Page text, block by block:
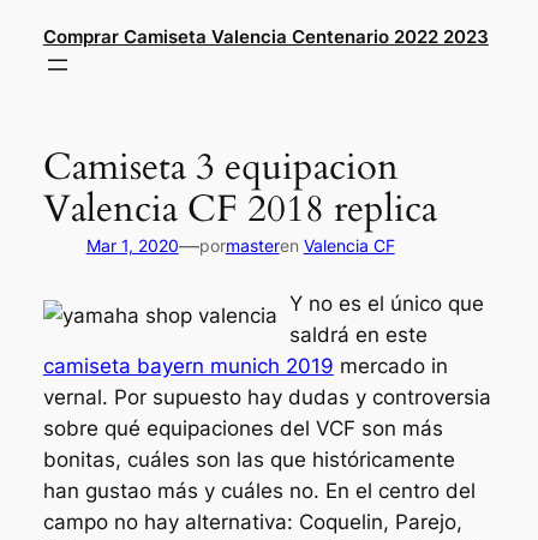
contenido
Comprar Camiseta Valencia Centenario 2022 2023
Camiseta 3 equipacion
Valencia CF 2018 replica
Mar 1, 2020—pormasteren Valencia CF
Y no es el único que
saldrá en este
camiseta bayern munich 2019 mercado in
vernal. Por supuesto hay dudas y controversia
sobre qué equipaciones del VCF son más
bonitas, cuáles son las que históricamente
han gustao más y cuáles no. En el centro del
campo no hay alternativa: Coquelin, Parejo,